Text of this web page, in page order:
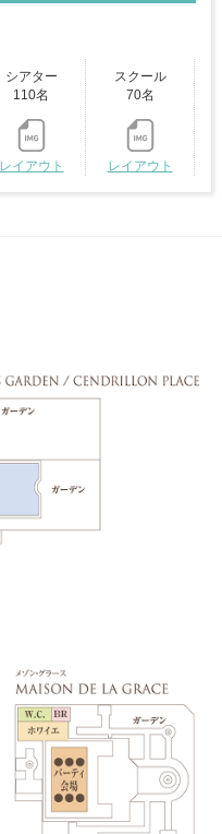
シアター
110名
レイアウト
スクール
70名
レイアウト